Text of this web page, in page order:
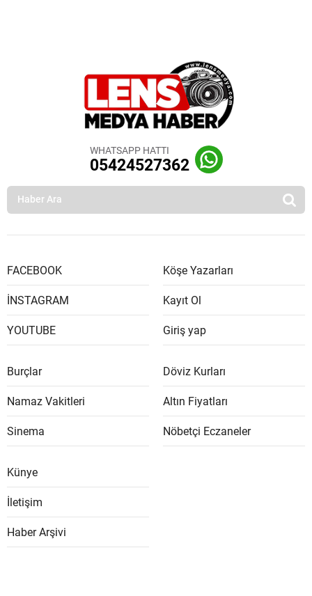
WHATSAPP HATTI
05424527362
FACEBOOK
İNSTAGRAM
YOUTUBE
Köşe Yazarları
Kayıt Ol
Giriş yap
Burçlar
Namaz Vakitleri
Sinema
Döviz Kurları
Altın Fiyatları
Nöbetçi Eczaneler
Künye
İletişim
Haber Arşivi